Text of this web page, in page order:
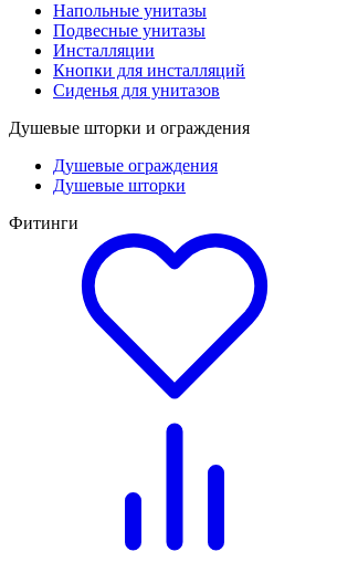
Напольные унитазы
Подвесные унитазы
Инсталляции
Кнопки для инсталляций
Сиденья для унитазов
Душевые шторки и ограждения
Душевые ограждения
Душевые шторки
Фитинги